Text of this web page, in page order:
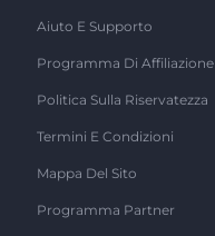
Aiuto E Supporto
Programma Di Affiliazione
Politica Sulla Riservatezza
Termini E Condizioni
Mappa Del Sito
Programma Partner